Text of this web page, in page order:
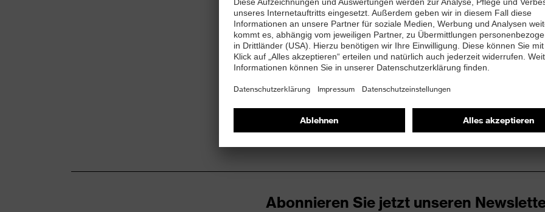
Abonnieren Sie jetzt unseren